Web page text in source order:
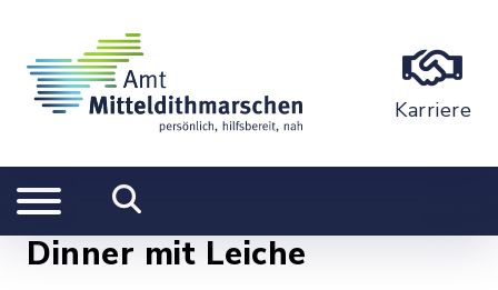
Karriere
Dinner mit Leiche